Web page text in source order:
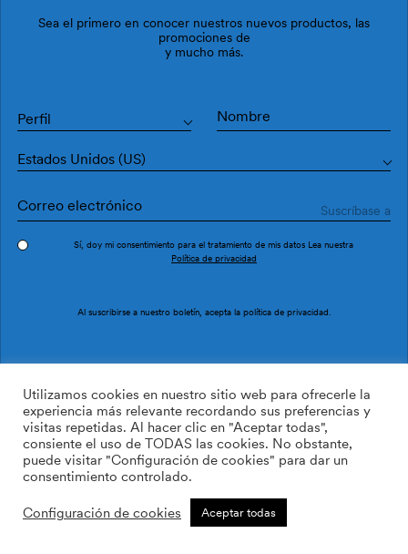
Ref. OG48019
169.00 $ /roll Cant: Cantidad más
Cantidad menos
Sea el primero en conocer nuestros nuevos productos, las
promociones de
y mucho más.
Perfil
Estados Unidos (US)
Sí, doy mi consentimiento para el tratamiento de mis datos Lea nuestra
Política de privacidad
Al suscribirse a nuestro boletín, acepta la política de privacidad
Utilizamos cookies en nuestro sitio web para ofrecerle la
experiencia más relevante recordando sus preferencias y
visitas repetidas. Al hacer clic en "Aceptar todas",
consiente el uso de TODAS las cookies. No obstante,
puede visitar "Configuración de cookies" para dar un
consentimiento controlado.
Configuración de cookies Aceptar todas